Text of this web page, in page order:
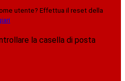
utente? Effettua il reset della
la casella di posta